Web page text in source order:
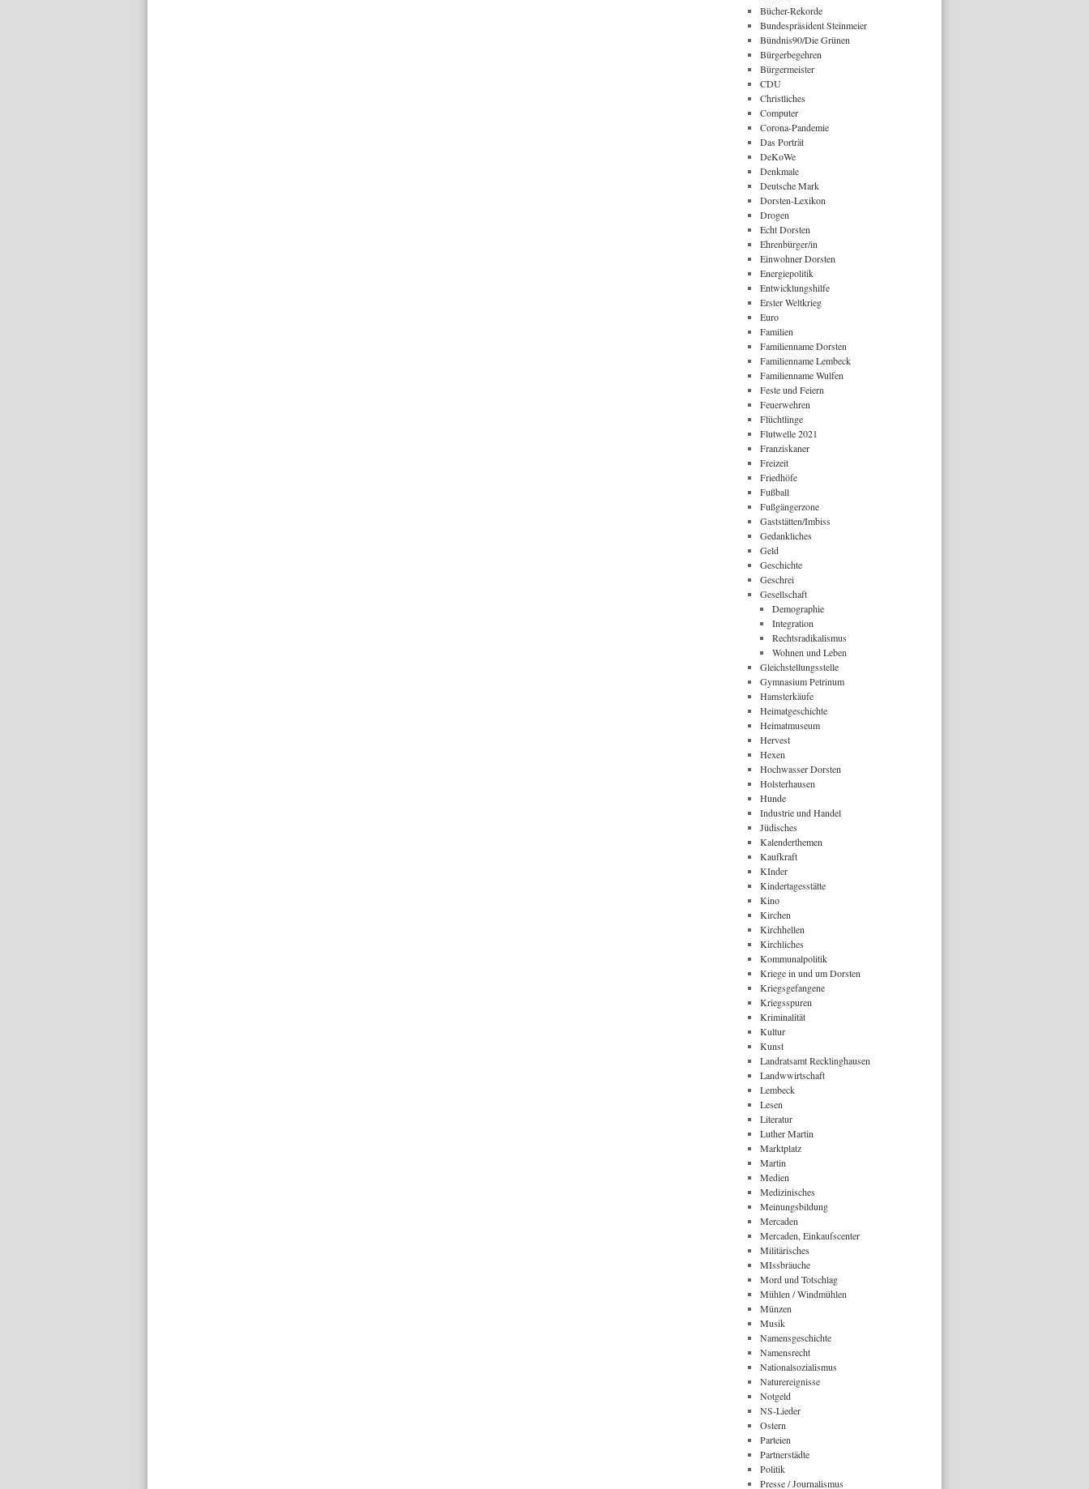
Bücher-Rekorde
Bundespräsident Steinmeier
Bündnis90/Die Grünen
Bürgerbegehren
Bürgermeister
CDU
Christliches
Computer
Corona-Pandemie
Das Porträt
DeKoWe
Denkmale
Deutsche Mark
Dorsten-Lexikon
Drogen
Echt Dorsten
Ehrenbürger/in
Einwohner Dorsten
Energiepolitik
Entwicklungshilfe
Erster Weltkrieg
Euro
Familien
Familienname Dorsten
Familienname Lembeck
Familienname Wulfen
Feste und Feiern
Feuerwehren
Flüchtlinge
Flutwelle 2021
Franziskaner
Freizeit
Friedhöfe
Fußball
Fußgängerzone
Gaststätten/Imbiss
Gedankliches
Geld
Geschichte
Geschrei
Gesellschaft
Demographie
Integration
Rechtsradikalismus
Wohnen und Leben
Gleichstellungsstelle
Gymnasium Petrinum
Hamsterkäufe
Heimatgeschichte
Heimatmuseum
Hervest
Hexen
Hochwasser Dorsten
Holsterhausen
Hunde
Industrie und Handel
Jüdisches
Kalenderthemen
Kaufkraft
KInder
Kindertagesstätte
Kino
Kirchen
Kirchhellen
Kirchliches
Kommunalpolitik
Kriege in und um Dorsten
Kriegsgefangene
Kriegsspuren
Kriminalität
Kultur
Kunst
Landratsamt Recklinghausen
Landwwirtschaft
Lembeck
Lesen
Literatur
Luther Martin
Marktplatz
Martin
Medien
Medizinisches
Meinungsbildung
Mercaden
Mercaden, Einkaufscenter
Militärisches
MIssbräuche
Mord und Totschlag
Mühlen / Windmühlen
Münzen
Musik
Namensgeschichte
Namensrecht
Nationalsozialismus
Naturereignisse
Notgeld
NS-Lieder
Ostern
Parteien
Partnerstädte
Politik
Presse / Journalismus